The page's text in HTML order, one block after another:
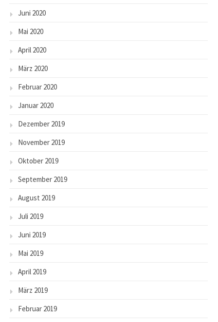
Juni 2020
Mai 2020
April 2020
März 2020
Februar 2020
Januar 2020
Dezember 2019
November 2019
Oktober 2019
September 2019
August 2019
Juli 2019
Juni 2019
Mai 2019
April 2019
März 2019
Februar 2019